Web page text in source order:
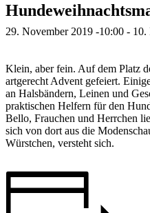
29. November 2019 -10:00 - 10.
Klein, aber fein. Auf dem Platz
artgerecht Advent gefeiert.
an Halsbändern, Leinen und
praktischen Helfern für den
Bello, Frauchen und Herrchen
sich von dort aus die
Würstchen, versteht sich.